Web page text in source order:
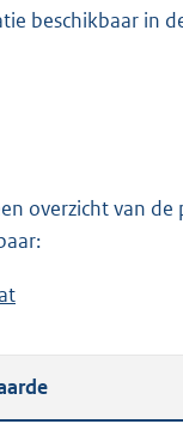
beschikbaar in
overzicht van
s
t
a